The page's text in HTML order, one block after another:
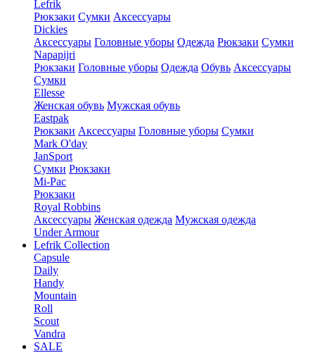
Lefrik
Рюкзаки Сумки Аксессуары
Dickies
Аксессуары Головные уборы Одежда Рюкзаки Сумки
Napapijri
Рюкзаки Головные уборы Одежда Обувь Аксессуары
Сумки
Ellesse
Женская обувь Мужская обувь
Eastpak
Рюкзаки Аксессуары Головные уборы Сумки
Mark O'day
JanSport
Сумки Рюкзаки
Mi-Pac
Рюкзаки
Royal Robbins
Аксессуары Женская одежда Мужская одежда
Under Armour
Lefrik Collection
Capsule
Daily
Handy
Mountain
Roll
Scout
Vandra
SALE